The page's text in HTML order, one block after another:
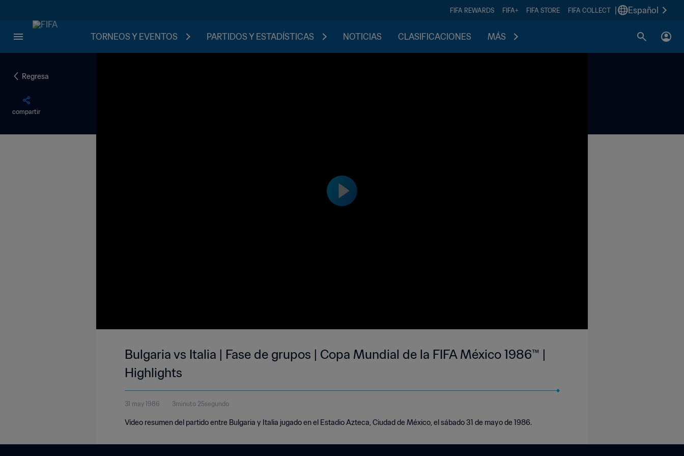
FIFA REWARDS FIFA+ FIFA STORE FIFA COLLECT Español
TORNEOS Y EVENTOS PARTIDOS Y ESTADÍSTICAS NOTICIAS CLASIFICACIONES MÁS
Regresa
compartir
Bulgaria vs Italia | Fase de grupos | Copa Mundial de la FIFA México 1986™ |
Highlights
31 may 1986 3minuto 25segundo
Vídeo resumen del partido entre Bulgaria y Italia jugado en el Estadio Azteca, Ciudad de México, el sábado 31 de mayo de 1986.